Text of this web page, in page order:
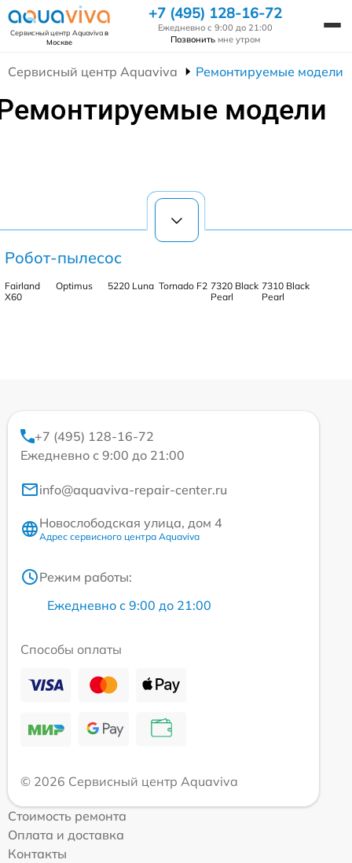
Сервисный центр Aquavivaв
Москве
+7 (495) 128-16-72
Ежедневно с 9:00 до 21:00
Позвонить мне утром
Сервисный центр Aquaviva Ремонтируемые модели
модели
Робот-пылесос
Fairland
X60
Optimus 5220 Luna Tornado F2 7320 Black
Pearl
7310 Black
Pearl
+7 (495) 128-16-72
Ежедневно с 9:00 до 21:00
info@aquaviva-repair-center.ru
Новослободская улица, дом 4
Адрес сервисного центра Aquaviva
Режим работы:
Ежедневно с 9:00 до 21:00
Способы оплаты
© 2026 Сервисный центр Aquaviva
Стоимость ремонта
Оплата и доставка
Контакты